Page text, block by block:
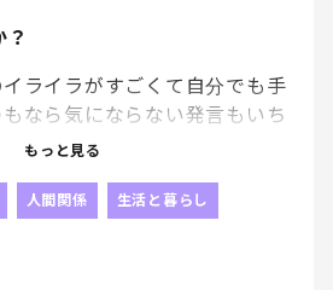
うありったけの力で自転車を
ちなの？
子どもに暴言吐きながら帰って
うとしたら、まさかのゴミ袋
ライラがすごくて自分でも手
なら気にならない発言もいち
なったり、消えたくなる時もあ
されてることがあれば教えて
もっと見る
人間関係 生活と暮らし